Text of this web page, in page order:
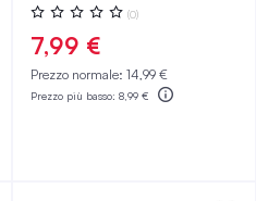
Valutazione:
0%
(0)
7,99 €
Prezzo normale: 14,99 €
Prezzo più basso: 8,99 €